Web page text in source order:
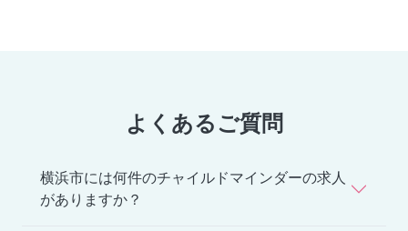
よくあるご質問
横浜市には何件のチャイルドマインダーの求人
がありますか？